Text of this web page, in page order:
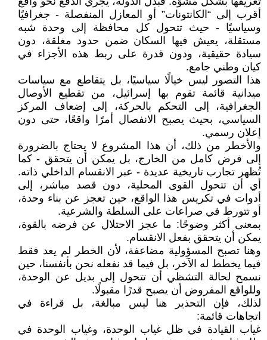
أقرب إلى “الكانتونات” أو المعازل المنفصلة - جغرافيًا
وسياسيًا - حيث تتحول كل محافظة إلى وحدة شبه
مستقلة، يعيش فيها السكان ضمن حدود مغلقة، دون
سيادة حقيقية، ودون قدرة على ربط هذه الأجزاء في
كيان وطني جامع.
هذا التصور ليس خيالًا سياسيًا، بل يتقاطع مع سياسات
ميدانية قائمة تقوم بها إسرائيل، من تقطيع الأوصال
الجغرافية، إلى التحكم بالحركة، إلى إضعاف المركز
السياسي، بحيث يصبح الانفصال أمرًا واقعًا، حتى دون
إعلان رسمي.
والأخطر من ذلك، أن هذا المشروع لا يحتاج بالضرورة
إلى فرض كامل من الخارج، بل يمكن أن يتحقق - كما
تُظهر تجارب تاريخية عديدة - عبر الانقسام الداخلي ذاته.
أي أن تتحول القوى المحلية، دون قصد مباشر، إلى
أدوات في تكريس هذا الواقع، حين تعجز عن بناء وحدة،
أو تتورط في صراعات على السلطة والشرعية.
بمعنى أكثر وضوحًا: ما عجز الاحتلال عن فرضه بالقوة،
يمكن أن يتحقق بفعل الانقسام.
وهنا تصبح المسؤولية مضاعفة، لأن الخطر لم يعد فقط
فيما يخطط له الآخر، بل فيما قد نفعله نحن بأنفسنا، حين
نسمح لحالة التشظي أن تتحول إلى بديل عن الوحدة،
وللواقع المفروض أن يصبح قدرًا مقبولًا.
لذلك، فإن التحذير هنا ليس مبالغة، بل قراءة في
اتجاهات قائمة:
غياب القيادة في ظل غياب الوحدة، وغياب الوحدة في